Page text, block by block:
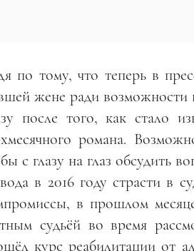
по тому, что теперь в
жене ради возможности
после того, как стало
романа.
с глазу на глаз обсудить
в 2016 году страсти в
в прошлом
судьёй во время
курс реабилитации от